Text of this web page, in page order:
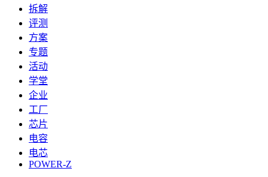
拆解
评测
方案
专题
活动
学堂
企业
工厂
芯片
电容
电芯
POWER-Z